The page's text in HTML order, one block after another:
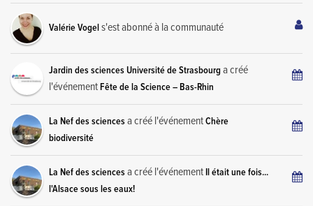
Valérie Vogels'est abonné à la communauté
Jardin des sciences Université de Strasbourg a créé
l'événementFête de la Science – Bas-Rhin
La Nef des sciences a créé l'événementChère
biodiversité
La Nef des sciences a créé l'événementIl était une fois...
l'Alsace sous les eaux!